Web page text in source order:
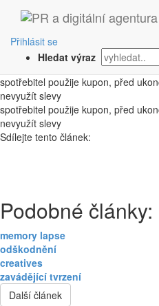
Přihlásit se
Hledat výraz
‹ Zpět
teorie lítosti
spotřebitel použije kupon, před
nevyužít slevy
spotřebitel použije kupon, před
nevyužít slevy
Sdílejte tento článek:
Podobné články:
memory lapse
odškodnění
creatives
zavádějící tvrzení
Další článek